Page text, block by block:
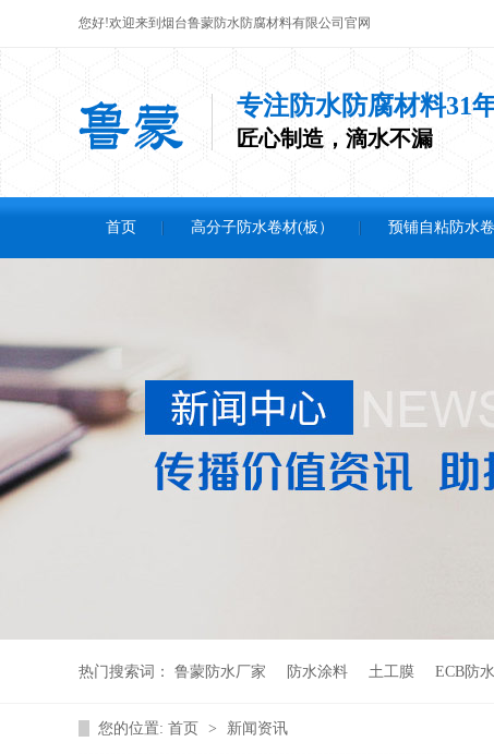
您好!欢迎来到烟台鲁蒙防水防腐材料有限公司官网
专注防水防腐材料31
匠心制造，滴水不漏
首页 高分子防水卷材(板） 预铺自粘防水卷
热门搜索词： 鲁蒙防水厂家 防水涂料 土工膜 ECB防
您的位置: 首页 > 新闻资讯